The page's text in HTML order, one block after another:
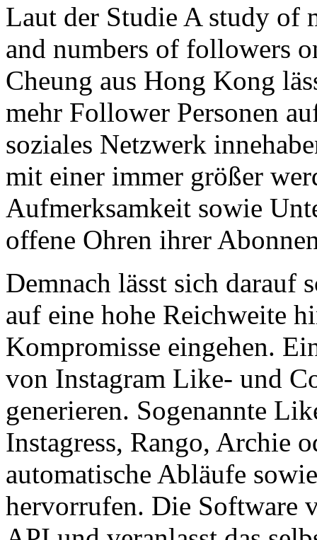
Laut der Studie A study of
and numbers of followers
Cheung aus Hong Kong
mehr Follower Personen
soziales Netzwerk
mit einer immer größer
Aufmerksamkeit sowie
offene Ohren ihrer
Demnach lässt sich darauf
auf eine hohe Reichweite
Kompromisse eingehen.
von Instagram Like- und
generieren. Sogenannte
Instagress, Rango, Archie
automatische Abläufe
hervorrufen. Die Software